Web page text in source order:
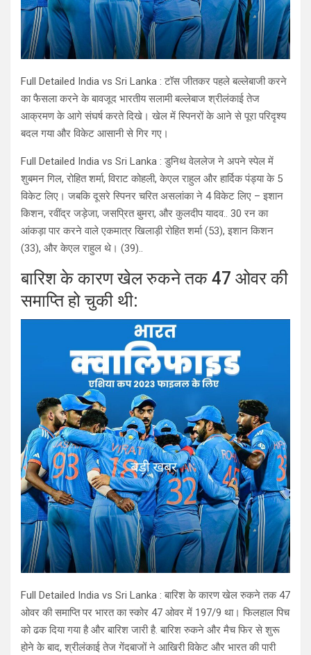
Full Detailed India vs Sri Lanka : टॉस जीतकर पहले बल्लेबाजी करने
का फैसला करने के बावजूद भारतीय सलामी बल्लेबाज श्रीलंकाई तेज
आक्रमण के आगे संघर्ष करते दिखे। खेल में स्पिनरों के आने से पूरा परिदृश्य
बदल गया और विकेट आसानी से गिर गए।
Full Detailed India vs Sri Lanka : डुनिथ वेललेज ने अपने स्पेल में
शुबमन गिल, रोहित शर्मा, विराट कोहली, केएल राहुल और हार्दिक पंड्या के 5
विकेट लिए। जबकि दूसरे स्पिनर चरित असलांका ने 4 विकेट लिए – इशान
किशन, रवींद्र जड़ेजा, जसप्रित बुमरा, और कुलदीप यादव.. 30 रन का
आंकड़ा पार करने वाले एकमात्र खिलाड़ी रोहित शर्मा (53), इशान किशन
(33), और केएल राहुल थे। (39)..
बारिश के कारण खेल रुकने तक 47 ओवर की
समाप्ति हो चुकी थी:
Full Detailed India vs Sri Lanka : बारिश के कारण खेल रुकने तक 47
ओवर की समाप्ति पर भारत का स्कोर 47 ओवर में 197/9 था। फिलहाल पिच
को ढक दिया गया है और बारिश जारी है. बारिश रुकने और मैच फिर से शुरू
होने के बाद, श्रीलंकाई तेज गेंदबाजों ने आखिरी विकेट और भारत की पारी